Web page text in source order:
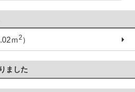
ｍ 2）
ました